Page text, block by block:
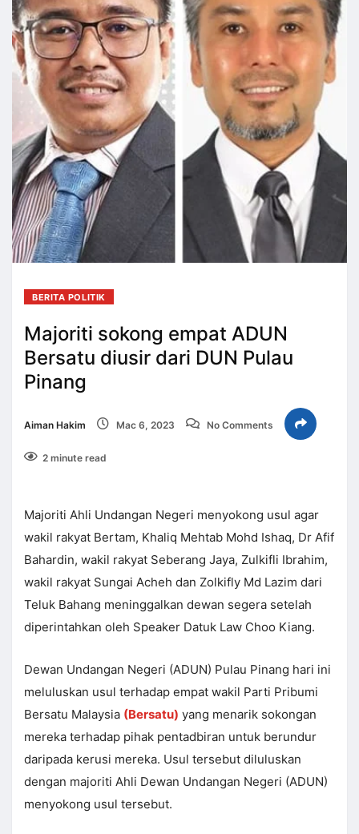
BERITA POLITIK
Majoriti sokong empat ADUN
Bersatu diusir dari DUN Pulau
Pinang
Aiman Hakim Mac 6, 2023 No Comments
2 minute read
Majoriti Ahli Undangan Negeri menyokong usul agar
wakil rakyat Bertam, Khaliq Mehtab Mohd Ishaq, Dr Afif
Bahardin, wakil rakyat Seberang Jaya, Zulkifli Ibrahim,
wakil rakyat Sungai Acheh dan Zolkifly Md Lazim dari
Teluk Bahang meninggalkan dewan segera setelah
diperintahkan oleh Speaker Datuk Law Choo Kiang.
Dewan Undangan Negeri (ADUN) Pulau Pinang hari ini
meluluskan usul terhadap empat wakil Parti Pribumi
Bersatu Malaysia (Bersatu) yang menarik sokongan
mereka terhadap pihak pentadbiran untuk berundur
daripada kerusi mereka. Usul tersebut diluluskan
dengan majoriti Ahli Dewan Undangan Negeri (ADUN)
menyokong usul tersebut.